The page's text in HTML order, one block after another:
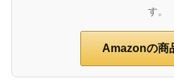
す。
Amazonの商